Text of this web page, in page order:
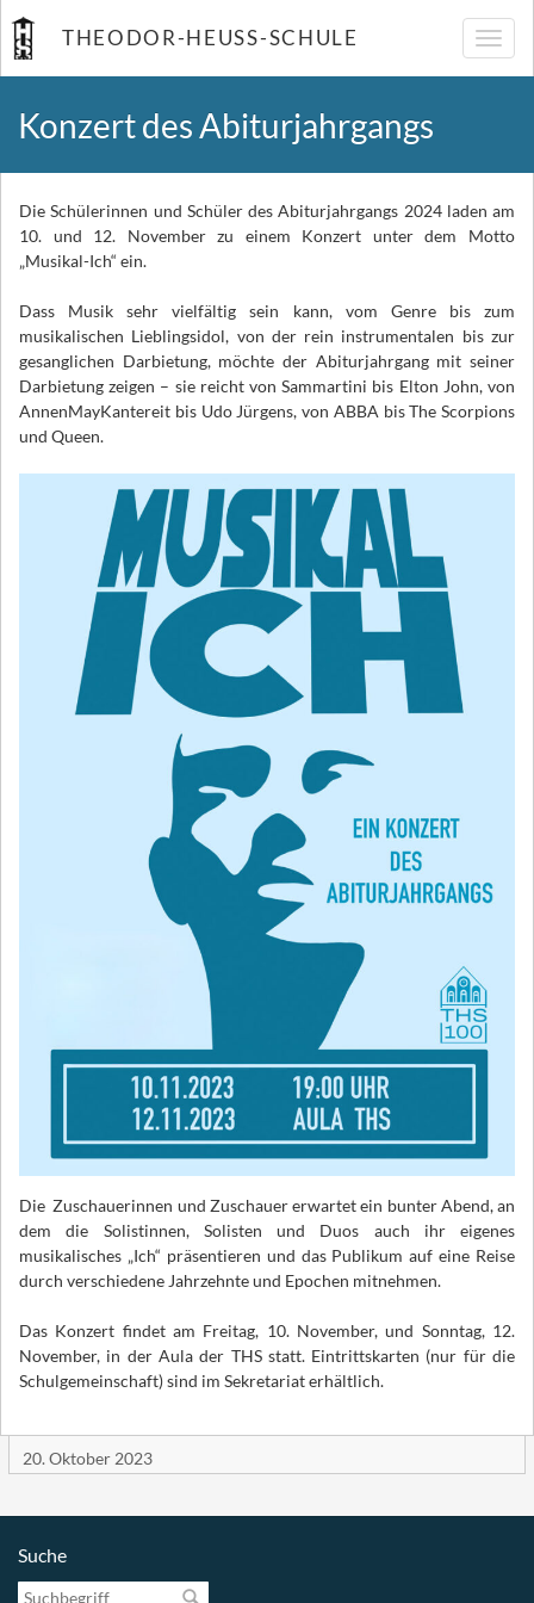
THEODOR-HEUSS-SCHULE
Konzert des Abiturjahrgangs
Die Schülerinnen und Schüler des Abiturjahrgangs 2024 laden am
10. und 12. November zu einem Konzert unter dem Motto
„Musikal-Ich“ ein.
Dass Musik sehr vielfältig sein kann, vom Genre bis zum
musikalischen Lieblingsidol, von der rein instrumentalen bis zur
gesanglichen Darbietung, möchte der Abiturjahrgang mit seiner
Darbietung zeigen – sie reicht von Sammartini bis Elton John, von
AnnenMayKantereit bis Udo Jürgens, von ABBA bis The Scorpions
und Queen.
Die Zuschauerinnen und Zuschauer erwartet ein bunter Abend, an
dem die Solistinnen, Solisten und Duos auch ihr eigenes
musikalisches „Ich“ präsentieren und das Publikum auf eine Reise
durch verschiedene Jahrzehnte und Epochen mitnehmen.
Das Konzert findet am Freitag, 10. November, und Sonntag, 12.
November, in der Aula der THS statt. Eintrittskarten (nur für die
Schulgemeinschaft) sind im Sekretariat erhältlich.
20. Oktober 2023
Suche
Suchbegriff